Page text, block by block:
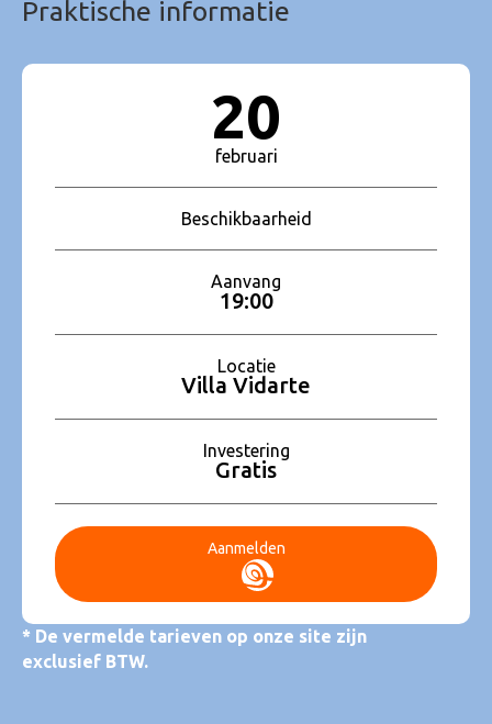
Praktische informatie
20
februari
Beschikbaarheid
Aanvang
19:00
Locatie
Villa Vidarte
Investering
Gratis
Aanmelden
* De vermelde tarieven op onze site zijn
exclusief BTW.